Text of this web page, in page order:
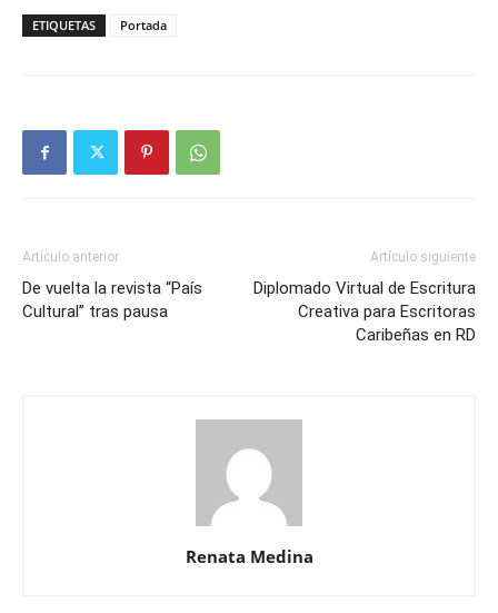
ETIQUETAS Portada
Artículo anterior
De vuelta la revista “País
Cultural” tras pausa
Artículo siguiente
Diplomado Virtual de Escritura
Creativa para Escritoras
Caribeñas en RD
Renata Medina